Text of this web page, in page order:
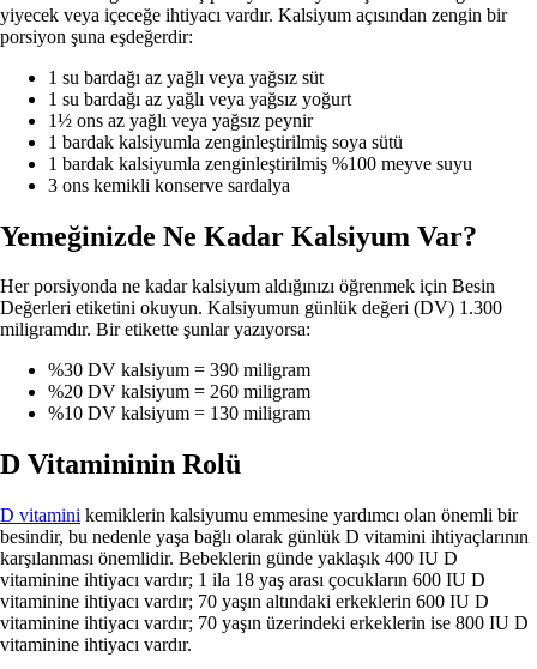
yiyecek veya içeceğe ihtiyacı vardır. Kalsiyum açısından zengin bir
porsiyon şuna eşdeğerdir:
1 su bardağı az yağlı veya yağsız süt
1 su bardağı az yağlı veya yağsız yoğurt
1½ ons az yağlı veya yağsız peynir
1 bardak kalsiyumla zenginleştirilmiş soya sütü
1 bardak kalsiyumla zenginleştirilmiş %100 meyve suyu
3 ons kemikli konserve sardalya
Yemeğinizde Ne Kadar Kalsiyum Var?
Her porsiyonda ne kadar kalsiyum aldığınızı öğrenmek için Besin
Değerleri etiketini okuyun. Kalsiyumun günlük değeri (DV) 1.300
miligramdır. Bir etikette şunlar yazıyorsa:
%30 DV kalsiyum = 390 miligram
%20 DV kalsiyum = 260 miligram
%10 DV kalsiyum = 130 miligram
D Vitamininin Rolü
D vitamini kemiklerin kalsiyumu emmesine yardımcı olan önemli bir
besindir, bu nedenle yaşa bağlı olarak günlük D vitamini ihtiyaçlarının
karşılanması önemlidir. Bebeklerin günde yaklaşık 400 IU D
vitaminine ihtiyacı vardır; 1 ila 18 yaş arası çocukların 600 IU D
vitaminine ihtiyacı vardır; 70 yaşın altındaki erkeklerin 600 IU D
vitaminine ihtiyacı vardır; 70 yaşın üzerindeki erkeklerin ise 800 IU D
vitaminine ihtiyacı vardır.